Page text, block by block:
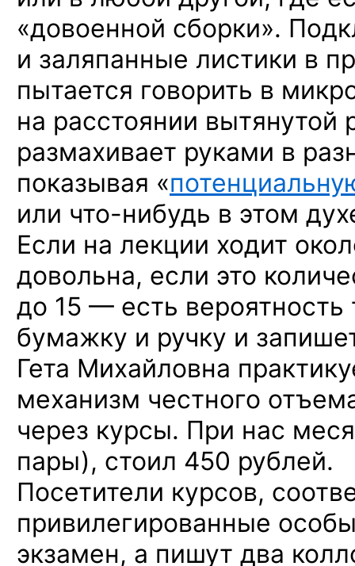
«довоенной сборки».
и заляпанные листики в
пытается говорить в
на расстоянии вытянутой
размахивает руками в
показывая «
или что-нибудь в этом
Если на лекции ходит
довольна, если это
до 15 — есть вероятность
бумажку и ручку и
Гета Михайловна
механизм честного
через курсы. При нас
пары), стоил 450 рублей.
Посетители курсов,
привилегированные
экзамен, а пишут два